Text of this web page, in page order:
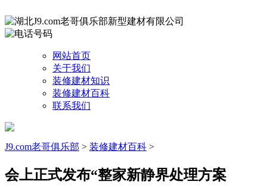
网站首页
关于我们
装修建材知识
装修建材百科
联系我们
J9.com老哥俱乐部 > 装修建材百科 >
会上正式发布“整家新静界处理方案